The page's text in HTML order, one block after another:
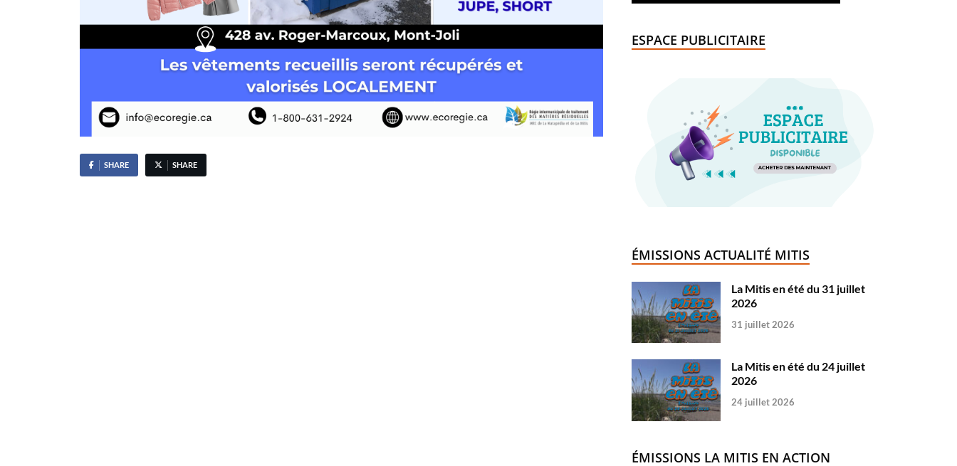
SHARE SHARE
ESPACE PUBLICITAIRE
ÉMISSIONS ACTUALITÉ MITIS
La Mitis en été du 31 juillet
2026
31 juillet 2026
La Mitis en été du 24 juillet
2026
24 juillet 2026
ÉMISSIONS LA MITIS EN ACTION